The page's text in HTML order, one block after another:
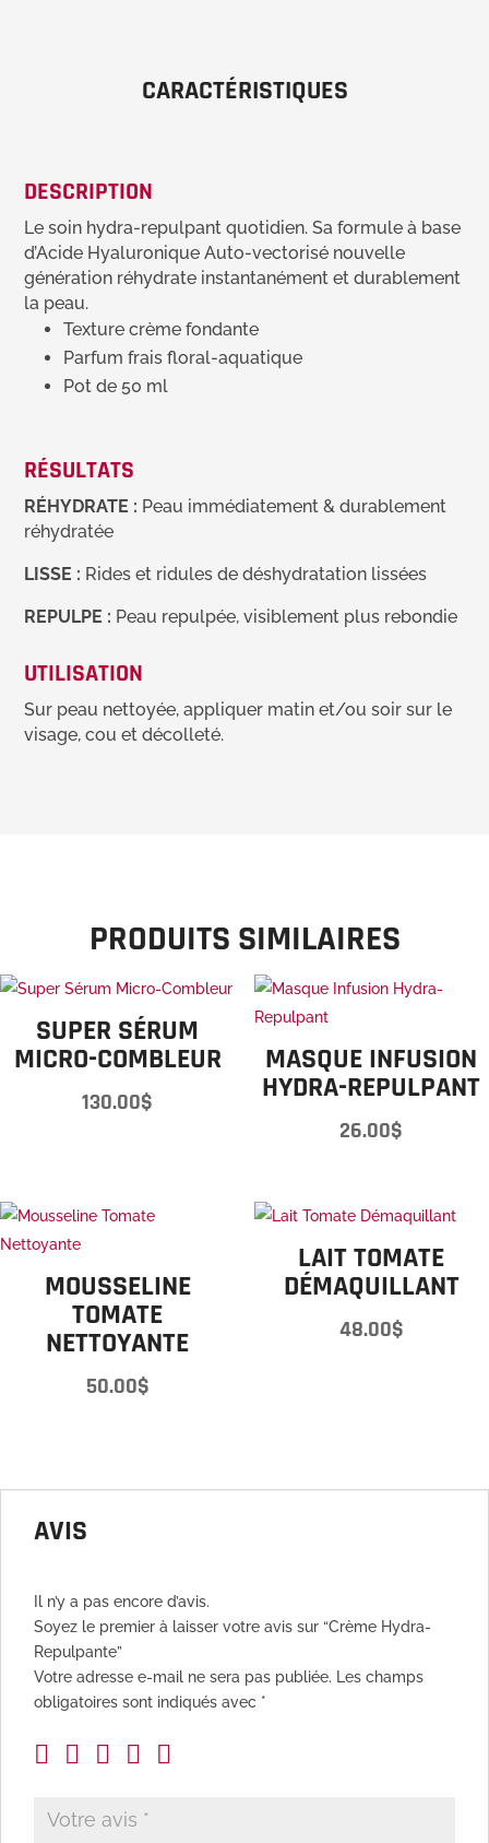
CARACTÉRISTIQUES
DESCRIPTION
Le soin hydra-repulpant quotidien. Sa formule à base
d’Acide Hyaluronique Auto-vectorisé nouvelle
génération réhydrate instantanément et durablement
la peau.
Texture crème fondante
Parfum frais floral-aquatique
Pot de 50 ml
RÉSULTATS
RÉHYDRATE : Peau immédiatement & durablement
réhydratée
LISSE : Rides et ridules de déshydratation lissées
REPULPE : Peau repulpée, visiblement plus rebondie
UTILISATION
Sur peau nettoyée, appliquer matin et/ou soir sur le
visage, cou et décolleté.
PRODUITS SIMILAIRES
SUPER SÉRUM
MICRO-COMBLEUR
130.00$
MASQUE INFUSION
HYDRA-REPULPANT
26.00$
MOUSSELINE
TOMATE
NETTOYANTE
50.00$
LAIT TOMATE
DÉMAQUILLANT
48.00$
AVIS
Il n’y a pas encore d’avis.
Soyez le premier à laisser votre avis sur “Crème Hydra-
Repulpante”
Votre adresse e-mail ne sera pas publiée.
Les champs
obligatoires sont indiqués avec *